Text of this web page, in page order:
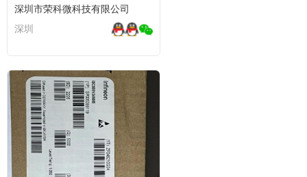
深圳市荣科微科技有限公司
深圳